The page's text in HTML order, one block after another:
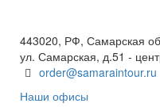
443020, РФ, Самарская
ул. Самарская, д.51 -
order@samaraintour.ru
Наши офисы